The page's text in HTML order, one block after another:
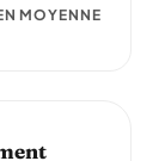
MOYENNE